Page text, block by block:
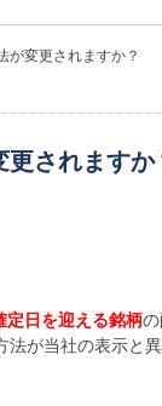
が変更されますか？
されますか
定日を迎える銘柄
が当社の表示と異